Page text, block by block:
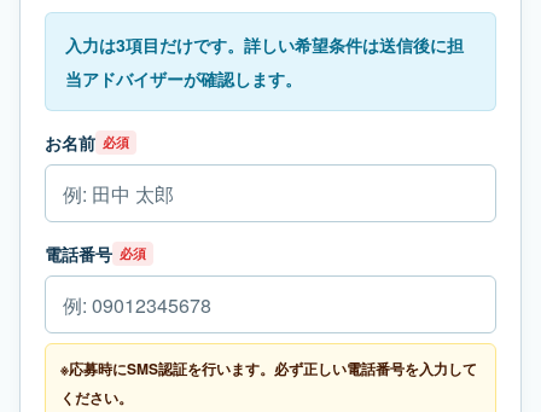
入力は3項目だけです。詳しい希望条件は送信後に担
当アドバイザーが確認します。
お名前 必須
電話番号 必須
※応募時にSMS認証を行います。必ず正しい電話番号を入力して
ください。